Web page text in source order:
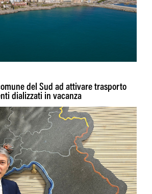
del Sud ad attivare trasporto
dializzati in vacanza